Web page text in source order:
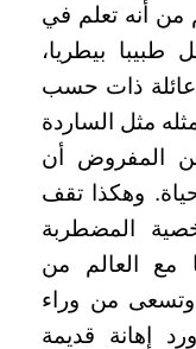
من أنه تعلم في
طبيبا بيطريا،
عائلة ذات حسب
مثل الساردة
المفروض أن
وهكذا تقف
المضطربة
مع العالم من
وتسعى من وراء
إهانة قديمة